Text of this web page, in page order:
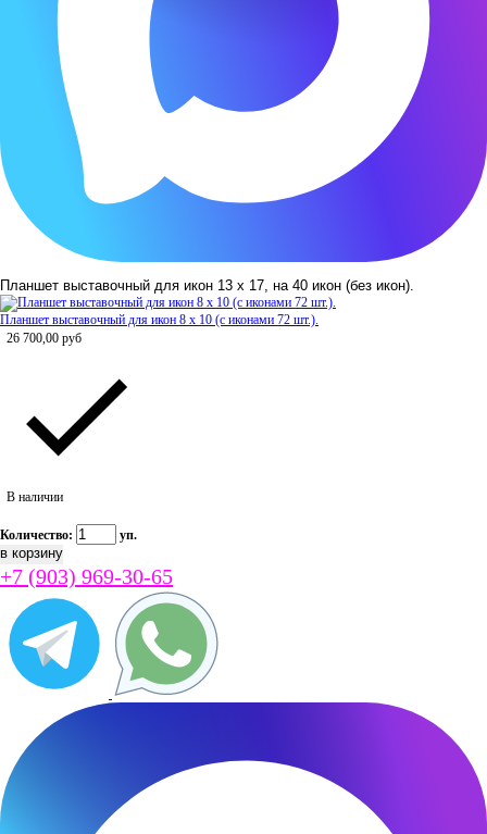
Планшет выставочный для икон 13 х 17, на 40 икон (без икон).
Планшет выставочный для икон 8 х 10 (с иконами 72 шт.).
26 700,00 руб
В наличии
Количество: уп.
+7 (903) 969-30-65